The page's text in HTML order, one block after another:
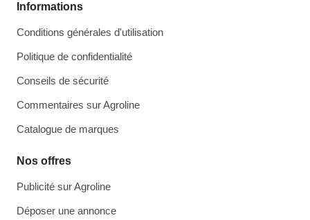
Informations
Conditions générales d'utilisation
Politique de confidentialité
Conseils de sécurité
Commentaires sur Agroline
Catalogue de marques
Nos offres
Publicité sur Agroline
Déposer une annonce